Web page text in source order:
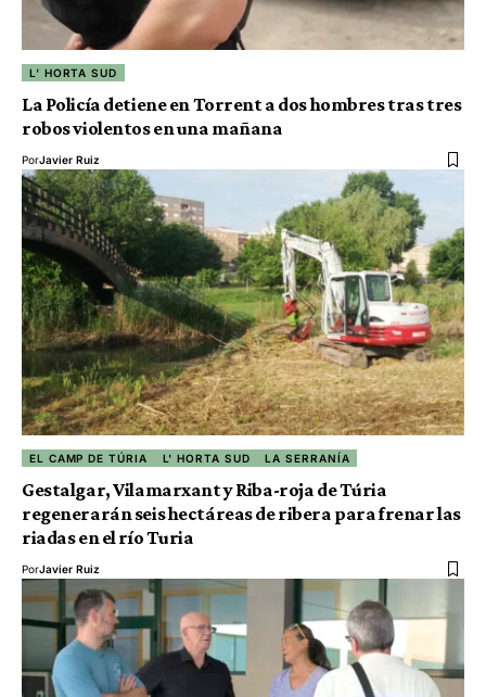
L' HORTA SUD
La Policía detiene en Torrent a dos hombres tras tres
robos violentos en una mañana
PorJavier Ruiz
EL CAMP DE TÚRIA L' HORTA SUD LA SERRANÍA
Gestalgar, Vilamarxant y Riba-roja de Túria
regenerarán seis hectáreas de ribera para frenar las
riadas en el río Turia
PorJavier Ruiz